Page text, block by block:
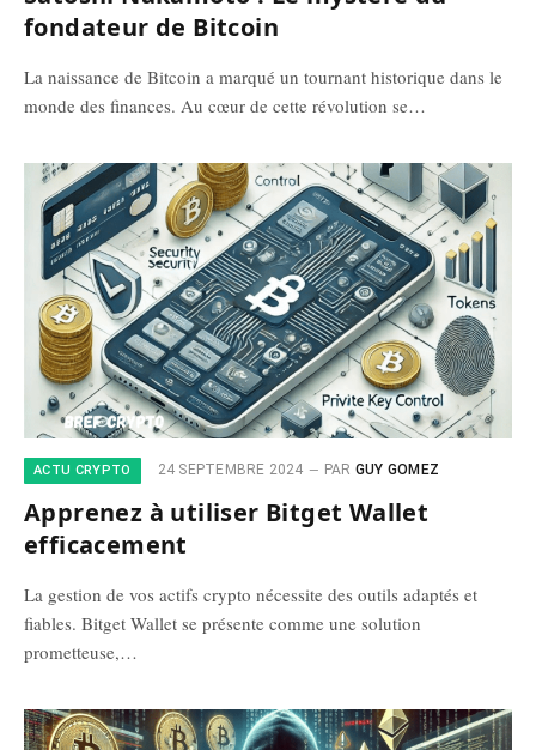
fondateur de Bitcoin
La naissance de Bitcoin a marqué un tournant historique dans le
monde des finances. Au cœur de cette révolution se…
ACTU CRYPTO 24 SEPTEMBRE 2024 PAR GUY GOMEZ
Apprenez à utiliser Bitget Wallet
efficacement
La gestion de vos actifs crypto nécessite des outils adaptés et
fiables. Bitget Wallet se présente comme une solution
prometteuse,…